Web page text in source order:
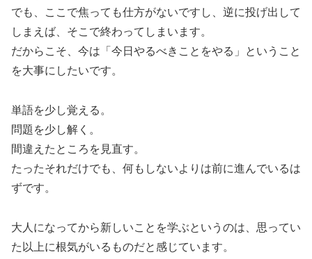
でも、ここで焦っても仕方がないですし、逆に投げ出して
しまえば、そこで終わってしまいます。
だからこそ、今は「今日やるべきことをやる」ということ
を大事にしたいです。
単語を少し覚える。
問題を少し解く。
間違えたところを見直す。
たったそれだけでも、何もしないよりは前に進んでいるは
ずです。
大人になってから新しいことを学ぶというのは、思ってい
た以上に根気がいるものだと感じています。